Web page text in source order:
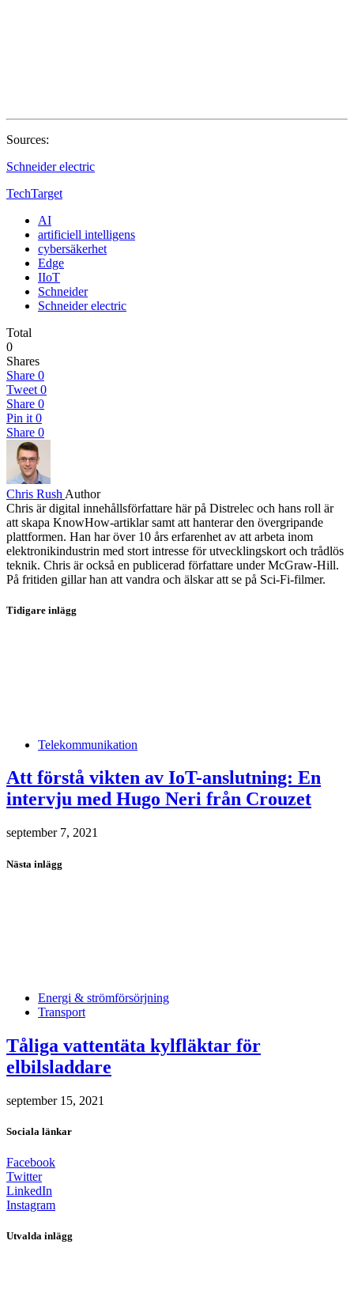
Sources:
Schneider electric
TechTarget
AI
artificiell intelligens
cybersäkerhet
Edge
IIoT
Schneider
Schneider electric
Total
0
Shares
Share 0
Tweet 0
Share 0
Pin it 0
Share 0
Chris Rush Author
Chris är digital innehållsförfattare här på Distrelec och hans roll är
att skapa KnowHow-artiklar samt att hanterar den övergripande
plattformen. Han har över 10 års erfarenhet av att arbeta inom
elektronikindustrin med stort intresse för utvecklingskort och trådlös
teknik. Chris är också en publicerad författare under McGraw-Hill.
På fritiden gillar han att vandra och älskar att se på Sci-Fi-filmer.
Tidigare inlägg
Telekommunikation
Att förstå vikten av IoT-anslutning: En
intervju med Hugo Neri från Crouzet
september 7, 2021
Nästa inlägg
Energi & strömförsörjning
Transport
Tåliga vattentäta kylfläktar för
elbilsladdare
september 15, 2021
Sociala länkar
Facebook
Twitter
LinkedIn
Instagram
Utvalda inlägg